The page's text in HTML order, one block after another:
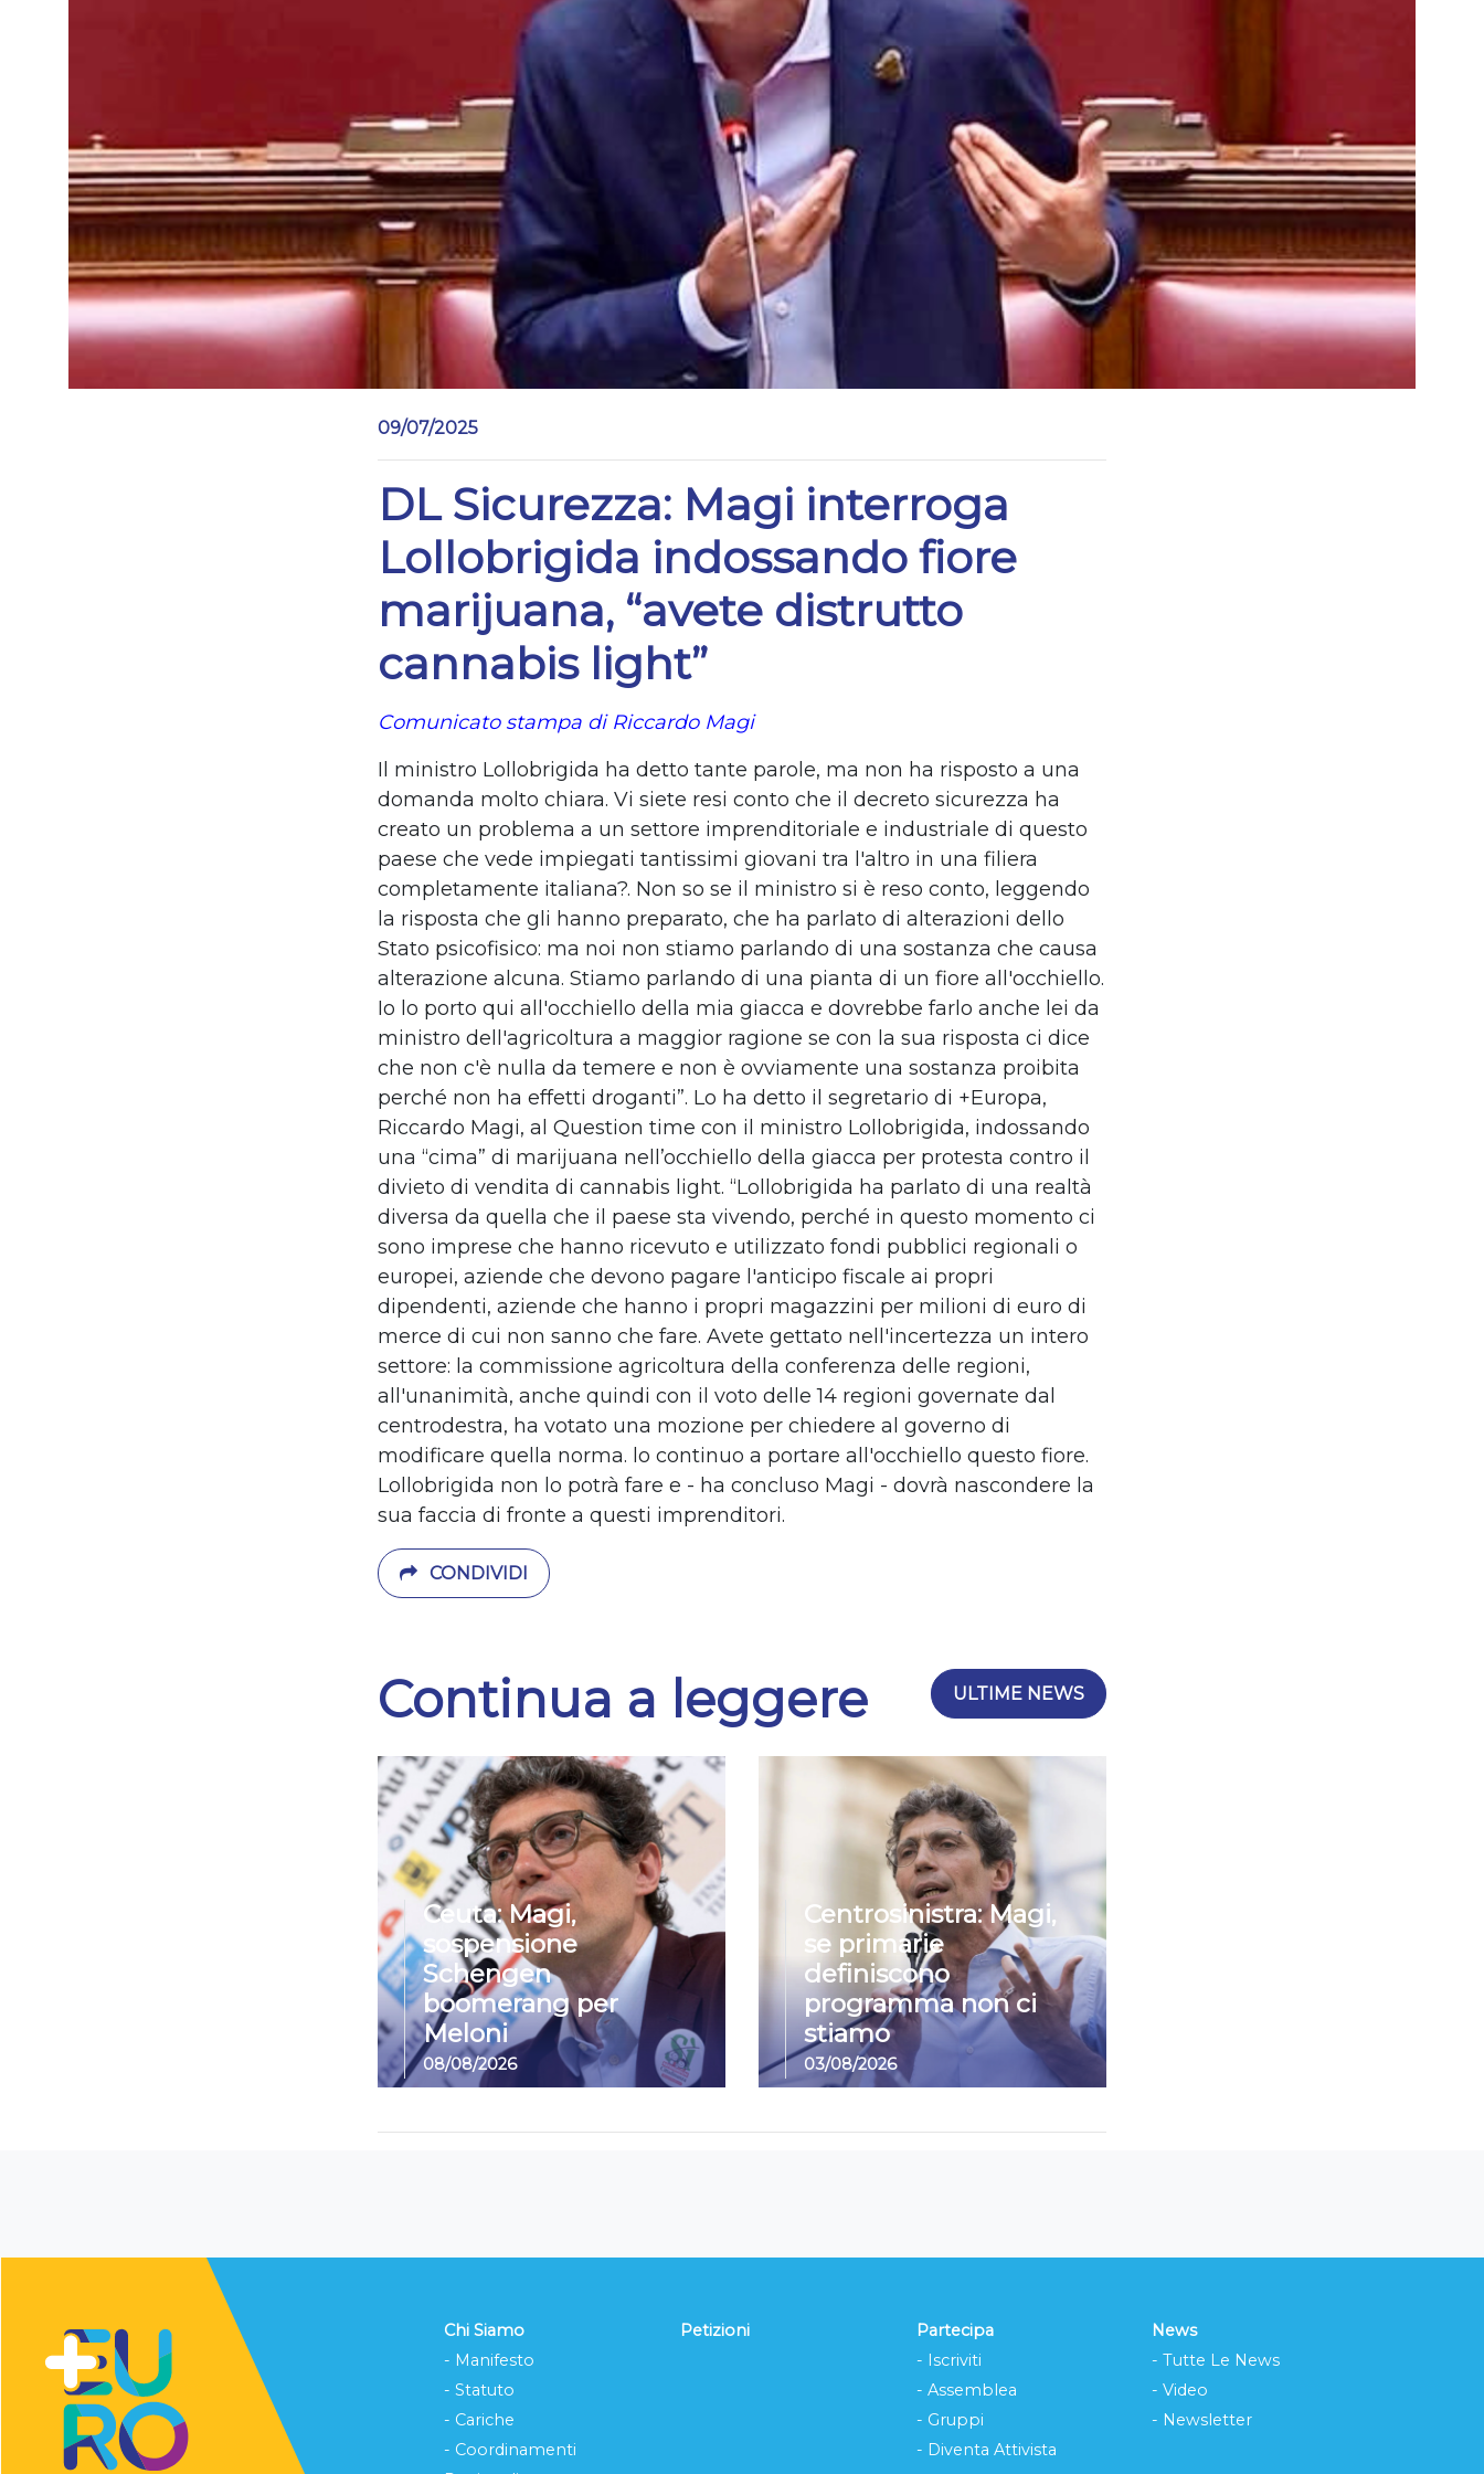
09/07/2025
DL Sicurezza: Magi interroga
Lollobrigida indossando fiore
marijuana, “avete distrutto
cannabis light”
Comunicato stampa di Riccardo Magi
Il ministro Lollobrigida ha detto tante parole, ma non ha risposto a una
domanda molto chiara. Vi siete resi conto che il decreto sicurezza ha
creato un problema a un settore imprenditoriale e industriale di questo
paese che vede impiegati tantissimi giovani tra l'altro in una filiera
completamente italiana?. Non so se il ministro si è reso conto, leggendo
la risposta che gli hanno preparato, che ha parlato di alterazioni dello
Stato psicofisico: ma noi non stiamo parlando di una sostanza che causa
alterazione alcuna. Stiamo parlando di una pianta di un fiore all'occhiello.
Io lo porto qui all'occhiello della mia giacca e dovrebbe farlo anche lei da
ministro dell'agricoltura a maggior ragione se con la sua risposta ci dice
che non c'è nulla da temere e non è ovviamente una sostanza proibita
perché non ha effetti droganti”. Lo ha detto il segretario di +Europa,
Riccardo Magi, al Question time con il ministro Lollobrigida, indossando
una “cima” di marijuana nell’occhiello della giacca per protesta contro il
divieto di vendita di cannabis light. “Lollobrigida ha parlato di una realtà
diversa da quella che il paese sta vivendo, perché in questo momento ci
sono imprese che hanno ricevuto e utilizzato fondi pubblici regionali o
europei, aziende che devono pagare l'anticipo fiscale ai propri
dipendenti, aziende che hanno i propri magazzini per milioni di euro di
merce di cui non sanno che fare. Avete gettato nell'incertezza un intero
settore: la commissione agricoltura della conferenza delle regioni,
all'unanimità, anche quindi con il voto delle 14 regioni governate dal
centrodestra, ha votato una mozione per chiedere al governo di
modificare quella norma. lo continuo a portare all'occhiello questo fiore.
Lollobrigida non lo potrà fare e - ha concluso Magi - dovrà nascondere la
sua faccia di fronte a questi imprenditori.
CONDIVIDI
Continua a leggere ULTIME NEWS
Ceuta: Magi,
sospensione
Schengen
boomerang per
Meloni
08/08/2026
Centrosinistra: Magi,
se primarie
definiscono
programma non ci
stiamo
03/08/2026
Chi Siamo
- Manifesto
- Statuto
- Cariche
- Coordinamenti
Petizioni
Partecipa
- Iscriviti
- Assemblea
- Gruppi
- Diventa Attivista
News
- Tutte Le News
- Video
- Newsletter